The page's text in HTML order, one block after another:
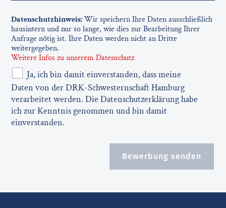
Datenschutzhinweis:Wir speichern Ihre Daten ausschließlich
hausintern und nur so lange, wie dies zur Bearbeitung Ihrer
Anfrage nötig ist. Ihre Daten werden nicht an Dritte
weitergegeben.
Weitere Infos zu unserem Datenschutz
Ja, ich bin damit einverstanden, dass meine
Daten von der DRK-Schwesternschaft Hamburg
verarbeitet werden. Die Datenschutzerklärung habe
ich zur Kenntnis genommen und bin damit
einverstanden.
Bewerbung senden